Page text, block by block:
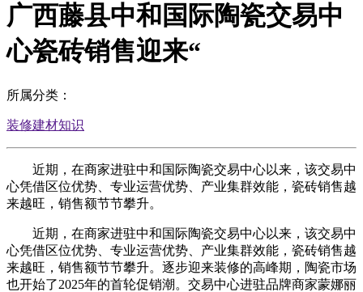
广西藤县中和国际陶瓷交易中
心瓷砖销售迎来“
所属分类：
装修建材知识
近期，在商家进驻中和国际陶瓷交易中心以来，该交易中
心凭借区位优势、专业运营优势、产业集群效能，瓷砖销售越
来越旺，销售额节节攀升。
近期，在商家进驻中和国际陶瓷交易中心以来，该交易中
心凭借区位优势、专业运营优势、产业集群效能，瓷砖销售越
来越旺，销售额节节攀升。逐步迎来装修的高峰期，陶瓷市场
也开始了2025年的首轮促销潮。交易中心进驻品牌商家蒙娜丽